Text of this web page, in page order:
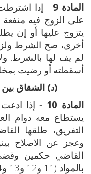
المادة 9
- إذا
على الزوج فيه منفعة
يتزوج عليها أو إن
أخرى، صح الشرط
لم يف لها بالشرط.
أسقطته أو رضيت
(د) الشقاق بين
المادة 10
- إذا ادعت
يستطاع معه دوام
التفريق، طلقها
وعجز عن الاصلاح
القاضي حكمين
بالمواد (11 و12 و13 و14 و15 و16).